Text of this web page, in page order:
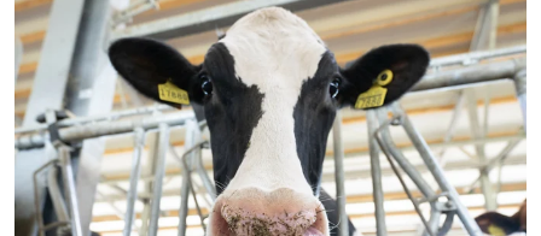
unterstützen
abo
genossenschaft
epaper login